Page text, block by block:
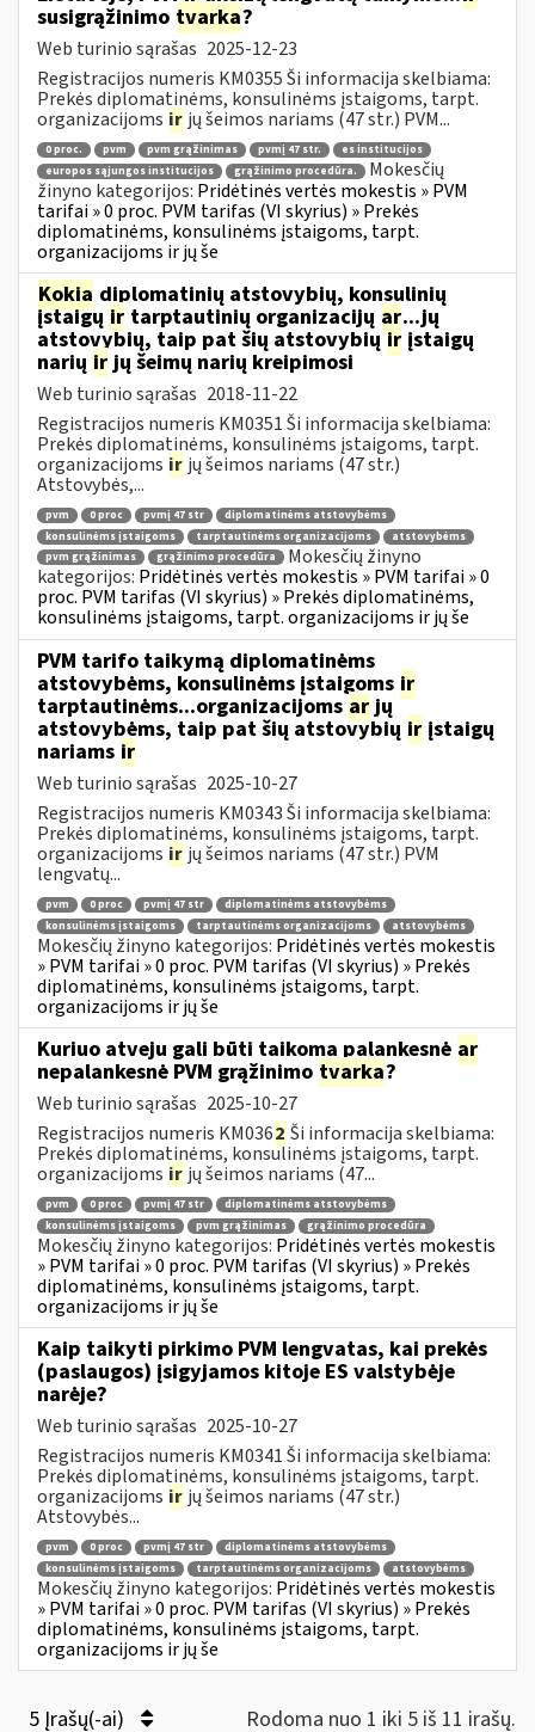
susigrąžinimo tvarka?
Web turinio sąrašas 2025-12-23
Registracijos numeris KM0355 Ši informacija skelbiama:
Prekės diplomatinėms, konsulinėms įstaigoms, tarpt.
organizacijoms ir jų šeimos nariams (47 str.) PVM...
0 proc. pvm pvm grąžinimas pvmį 47 str.
es institucijos
europos sąjungos institucijos
grąžinimo procedūra.
Mokesčių
žinyno kategorijos: Pridėtinės vertės mokestis » PVM
tarifai » 0 proc. PVM tarifas (VI skyrius) » Prekės
diplomatinėms, konsulinėms įstaigoms, tarpt.
organizacijoms ir jų še
Kokia diplomatinių atstovybių, konsulinių
įstaigų ir tarptautinių organizacijų ar...jų
atstovybių, taip pat šių atstovybiųir įstaigų
narių irjų šeimų narių kreipimosi
Web turinio sąrašas 2018-11-22
Registracijos numeris KM0351 Ši informacija skelbiama:
Prekės diplomatinėms, konsulinėms įstaigoms, tarpt.
organizacijoms ir jų šeimos nariams (47 str.)
Atstovybės,...
pvm 0 proc pvmį 47 str
diplomatinėms atstovybėms
konsulinėms įstaigoms
tarptautinėms organizacijoms
atstovybėms
pvm grąžinimas
grąžinimo procedūra
Mokesčių žinyno
kategorijos: Pridėtinės vertės mokestis » PVM tarifai » 0
proc. PVM tarifas (VI skyrius) » Prekės diplomatinėms,
konsulinėms įstaigoms, tarpt. organizacijoms ir jų še
PVM tarifo taikymą diplomatinėms
atstovybėms, konsulinėms įstaigoms ir
tarptautinėms...organizacijoms arjų
atstovybėms, taip pat šių atstovybių ir įstaigų
nariams ir
Web turinio sąrašas 2025-10-27
Registracijos numeris KM0343 Ši informacija skelbiama:
Prekės diplomatinėms, konsulinėms įstaigoms, tarpt.
organizacijoms ir jų šeimos nariams (47 str.) PVM
lengvatų...
pvm 0 proc pvmį 47 str
diplomatinėms atstovybėms
konsulinėms įstaigoms
tarptautinėms organizacijoms atstovybėms
Mokesčių žinyno kategorijos: Pridėtinės vertės mokestis
» PVM tarifai » 0 proc. PVM tarifas (VI skyrius) » Prekės
diplomatinėms, konsulinėms įstaigoms, tarpt.
organizacijoms ir jų še
Kuriuo atveju gali būti taikoma palankesnė ar
nepalankesnė PVM grąžinimo tvarka?
Web turinio sąrašas 2025-10-27
Registracijos numeris KM0362 Ši informacija skelbiama:
Prekės diplomatinėms, konsulinėms įstaigoms, tarpt.
organizacijoms ir jų šeimos nariams (47...
pvm 0 proc pvmį 47 str
diplomatinėms atstovybėms
konsulinėms įstaigoms
pvm grąžinimas grąžinimo procedūra
Mokesčių žinyno kategorijos: Pridėtinės vertės mokestis
» PVM tarifai » 0 proc. PVM tarifas (VI skyrius) » Prekės
diplomatinėms, konsulinėms įstaigoms, tarpt.
organizacijoms ir jų še
Kaip taikyti pirkimo PVM lengvatas, kai prekės
(paslaugos) įsigyjamos kitoje ES valstybėje
narėje?
Web turinio sąrašas 2025-10-27
Registracijos numeris KM0341 Ši informacija skelbiama:
Prekės diplomatinėms, konsulinėms įstaigoms, tarpt.
organizacijoms ir jų šeimos nariams (47 str.)
Atstovybės...
pvm 0 proc pvmį 47 str
diplomatinėms atstovybėms
konsulinėms įstaigoms
tarptautinėms organizacijoms atstovybėms
Mokesčių žinyno kategorijos: Pridėtinės vertės mokestis
» PVM tarifai » 0 proc. PVM tarifas (VI skyrius) » Prekės
diplomatinėms, konsulinėms įstaigoms, tarpt.
organizacijoms ir jų še
5 Įrašų(-ai) Rodoma nuo 1 iki 5 iš 11 irašų.